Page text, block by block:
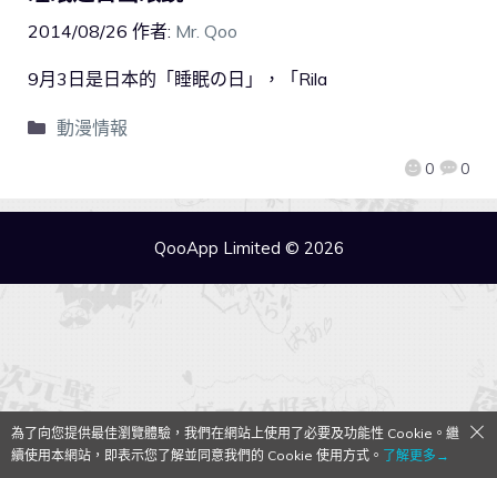
2014/08/26 作者: Mr. Qoo
0 0
9月3日是日本的「睡眠の日」，「Rila
動漫情報
QooApp Limited © 2026
為了向您提供最佳瀏覽體驗，我們在網站上使用了必要及功能性 Cookie。繼
續使用本網站，即表示您了解並同意我們的 Cookie 使用方式。 了解更多→